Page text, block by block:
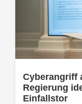
Cyberangriff
Regierung
Einfallstor